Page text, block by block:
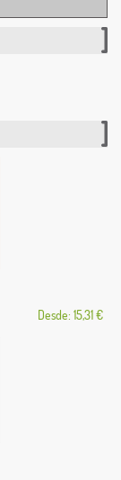
Desde: 15,31 €